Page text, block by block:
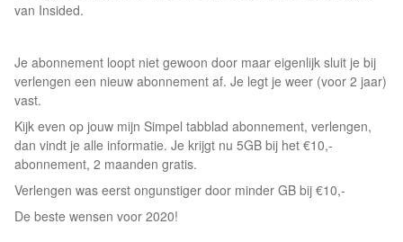
van Insided.
Je abonnement loopt niet gewoon door maar eigenlijk sluit je bij
verlengen een nieuw abonnement af. Je legt je weer (voor 2 jaar)
vast.
Kijk even op jouw mijn Simpel tabblad abonnement, verlengen,
dan vindt je alle informatie. Je krijgt nu 5GB bij het €10,-
abonnement, 2 maanden gratis.
Verlengen was eerst ongunstiger door minder GB bij €10,-
De beste wensen voor 2020!